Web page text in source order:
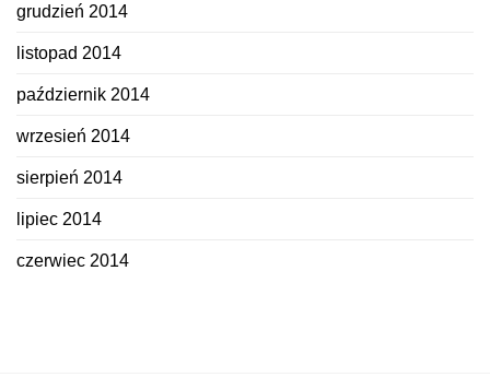
grudzień 2014
listopad 2014
październik 2014
wrzesień 2014
sierpień 2014
lipiec 2014
czerwiec 2014